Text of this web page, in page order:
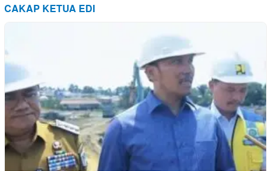
CAKAP KETUA EDI